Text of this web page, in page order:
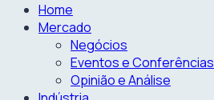
Home
Mercado
Negócios
Eventos e Conferências
Opinião e Análise